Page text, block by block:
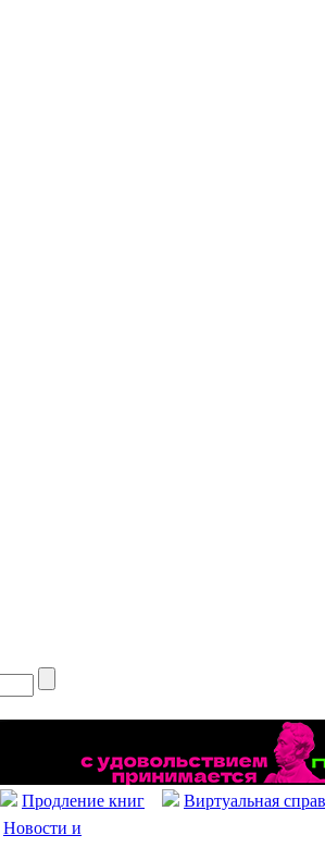
Продление книг Виртуальная
Новости и